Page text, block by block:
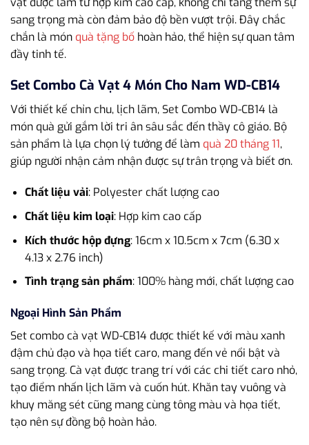
sang trọng mà còn đảm bảo độ bền vượt trội. Đây chắc
chắn là món quà tặng bố hoàn hảo, thể hiện sự quan tâm
đầy tinh tế.
Set Combo Cà Vạt 4 Món Cho Nam WD-CB14
Với thiết kế chỉn chu, lịch lãm, Set Combo WD-CB14 là
món quà gửi gắm lời tri ân sâu sắc đến thầy cô giáo. Bộ
sản phẩm là lựa chọn lý tưởng để làm quà 20 tháng 11,
giúp người nhận cảm nhận được sự trân trọng và biết ơn.
Chất liệu vải: Polyester chất lượng cao
Chất liệu kim loại: Hợp kim cao cấp
Kích thước hộp đựng: 16cm x 10.5cm x 7cm (6.30 x
4.13 x 2.76 inch)
Tình trạng sản phẩm: 100% hàng mới, chất lượng cao
Ngoại Hình Sản Phẩm
Set combo cà vạt WD-CB14 được thiết kế với màu xanh
đậm chủ đạo và họa tiết caro, mang đến vẻ nổi bật và
sang trọng. Cà vạt được trang trí với các chi tiết caro nhỏ,
tạo điểm nhấn lịch lãm và cuốn hút. Khăn tay vuông và
khuy măng sét cũng mang cùng tông màu và họa tiết,
tạo nên sự đồng bộ hoàn hảo.